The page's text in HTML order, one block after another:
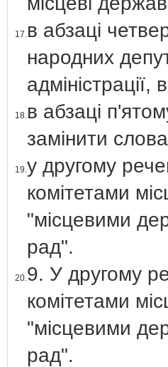
17.в абзаці
народних
18.в абзаці
замінити
19.у другому
комітетами
"місцевими
рад".
20.9. У другому
комітетами
"місцевими
рад".